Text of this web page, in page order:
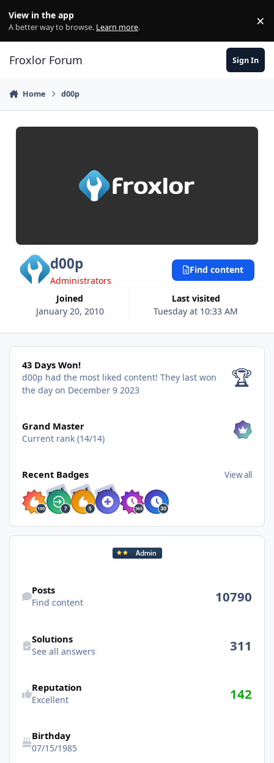
View in the app
A better way to browse. Learn more. ×
Froxlor Forum Sign In
Home d00p
d00p
Administrators
Joined
January 20, 2010
Last visited
Tuesday at 10:33 AM
Find content
43 Days Won!
43 Days Won!
d00p had the most liked content! They last won
the day on December 9 2023
🏆
Grand Master
Current rank (14/14)
Recent Badges View all
RARE RARE RARE
Posts
Find content 10790
Solutions
See all answers 311
Reputation
Excellent 142
Birthday
07/15/1985